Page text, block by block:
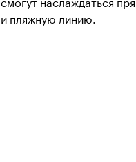
смогут наслаждаться
и пляжную линию.